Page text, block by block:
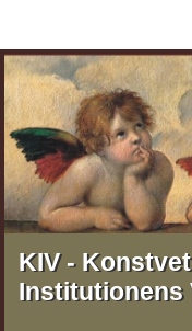
AKTUELLT
FÖREDRAG
RESOR
STIPENDIER
MEDLEMSSKAP
KONTAKT
KIV -
Institutionens